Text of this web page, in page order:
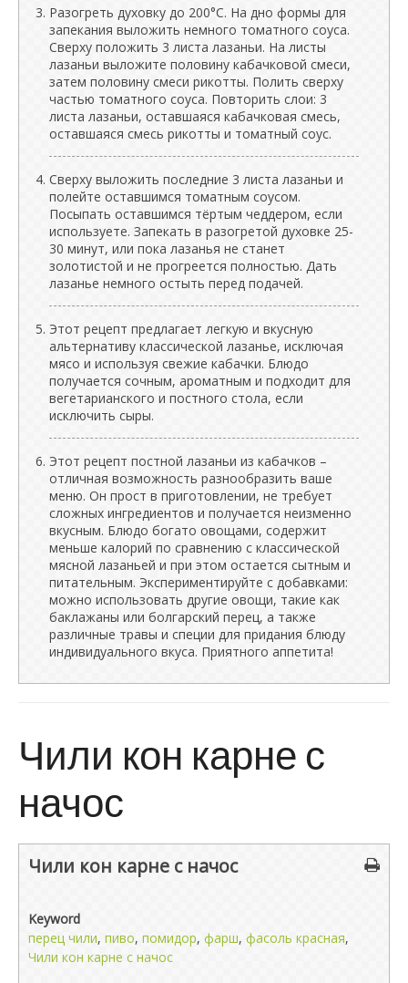
Разогреть духовку до 200°C. На дно формы для
запекания выложить немного томатного соуса.
Сверху положить 3 листа лазаньи. На листы
лазаньи выложите половину кабачковой смеси,
затем половину смеси рикотты. Полить сверху
частью томатного соуса. Повторить слои: 3
листа лазаньи, оставшаяся кабачковая смесь,
оставшаяся смесь рикотты и томатный соус.
Сверху выложить последние 3 листа лазаньи и
полейте оставшимся томатным соусом.
Посыпать оставшимся тёртым чеддером, если
используете. Запекать в разогретой духовке 25-
30 минут, или пока лазанья не станет
золотистой и не прогреется полностью. Дать
лазанье немного остыть перед подачей.
Этот рецепт предлагает легкую и вкусную
альтернативу классической лазанье, исключая
мясо и используя свежие кабачки. Блюдо
получается сочным, ароматным и подходит для
вегетарианского и постного стола, если
исключить сыры.
Этот рецепт постной лазаньи из кабачков –
отличная возможность разнообразить ваше
меню. Он прост в приготовлении, не требует
сложных ингредиентов и получается неизменно
вкусным. Блюдо богато овощами, содержит
меньше калорий по сравнению с классической
мясной лазаньей и при этом остается сытным и
питательным. Экспериментируйте с добавками:
можно использовать другие овощи, такие как
баклажаны или болгарский перец, а также
различные травы и специи для придания блюду
индивидуального вкуса. Приятного аппетита!
Чили кон карне с
начос
Чили кон карне с начос
Keyword
перец чили, пиво, помидор, фарш, фасоль красная,
Чили кон карне с начос